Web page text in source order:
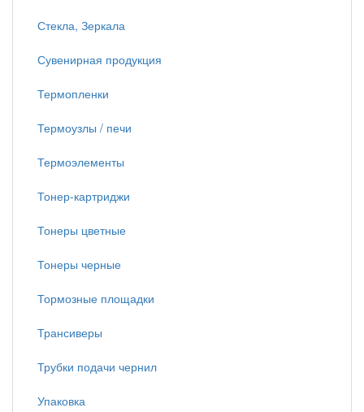
Стекла, Зеркала
Сувенирная продукция
Термопленки
Термоузлы / печи
Термоэлементы
Тонер-картриджи
Тонеры цветные
Тонеры черные
Тормозные площадки
Трансиверы
Трубки подачи чернил
Упаковка